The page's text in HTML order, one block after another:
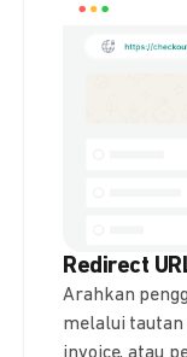
Redirect
Arahkan
melalui tautan